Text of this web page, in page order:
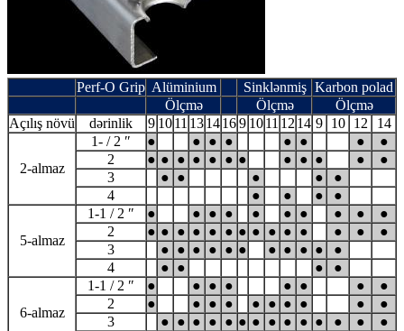
Perf-O Grip Alüminium Sinklənmiş Karbon polad
Ölçmə
Ölçmə
Ölçmə
Açılış növü
dərinlik 9 1011 1314169 1011 12 14 9 10 12 14
2-almaz
1- / 2 ″ ● ● ● ● ● ● ●
●
2
● ● ● ● ● ● ● ● ● ● ●
●
3
● ● ● ●
●
4
● ● ● ●
5-almaz
1-1 / 2 ″ ● ● ● ● ● ● ● ● ●
●
2
● ● ● ● ● ● ● ● ● ● ● ● ●
●
3
● ● ● ● ● ● ● ● ● ●
●
4
● ● ● ●
6-almaz
1-1 / 2 ″ ● ● ● ● ● ● ●
●
2
● ● ● ● ● ● ● ● ●
●
3
● ● ● ● ● ● ● ● ● ● ● ● ●
●